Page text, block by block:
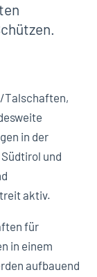
Talschaften,
in der
und
aktiv.
für
in einem
aufbauend